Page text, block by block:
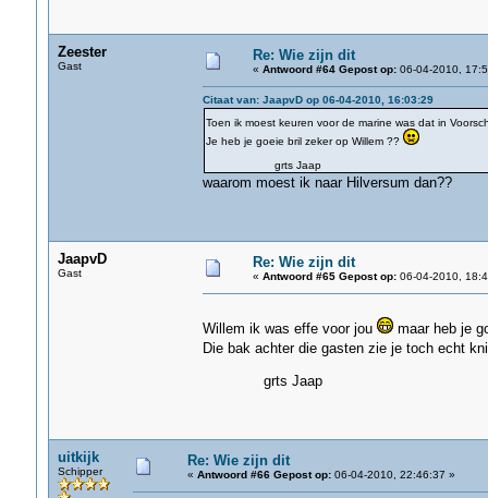
Zeester
Gast
Re: Wie zijn dit
« Antwoord #64 Gepost op:06-04-2010,
Citaat van: JaapvD op 06-04-2010, 16:03:29
Toen ik moest keuren voor de marine was dat in
Je heb je goeie bril zeker op Willem ??
grts Jaap
waarom moest ik naar Hilversum dan??
JaapvD
Gast
Re: Wie zijn dit
« Antwoord #65 Gepost op:06-04-2010,
Willem ik was effe voor jou
maar heb je
Die bak achter die gasten zie je toch echt
grts Jaap
uitkijk
Schipper
Re: Wie zijn dit
« Antwoord #66 Gepost op:06-04-2010, 22:46:37 »